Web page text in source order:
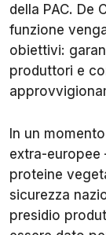
della PAC. De
funzione
obiettivi:
produttori e
In un
extra-
proteine
sicurezza
presidio